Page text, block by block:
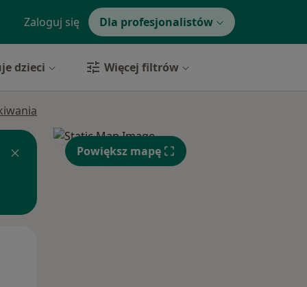
Zaloguj się Dla profesjonalistów
dzieci Więcej filtrów
Powiększ mapę